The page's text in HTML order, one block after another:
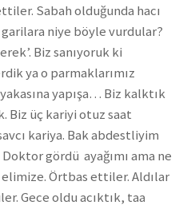
Sabah olduğunda hacı
garilara niye böyle vurdular?
Biz sanıyoruk ki
ya o parmaklarımız
yapışa… Biz kalktık
Biz üç kariyi otuz saat
kariya. Bak abdestliyim
gördü ayağımı ama ne
Örtbas ettiler. Aldılar
Gece oldu acıktık, taa